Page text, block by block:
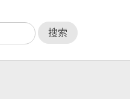
搜索